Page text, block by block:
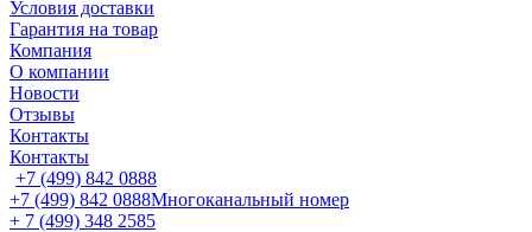
Условия доставки
Гарантия на товар
Компания
О компании
Новости
Отзывы
Контакты
Контакты
+7 (499) 842 0888
+7 (499) 842 0888Многоканальный номер
+ 7 (499) 348 2585